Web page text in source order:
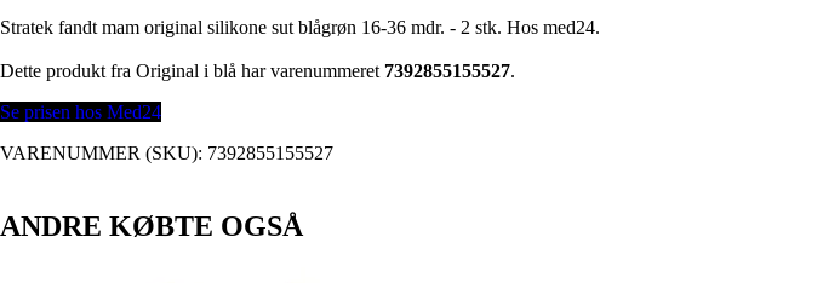
Stratek fandt mam original silikone sut blågrøn 16-36 mdr. - 2 stk. Hos med24.
Dette produkt fra Original i blå har varenummeret 7392855155527.
Se prisen hos Med24
VARENUMMER (SKU): 7392855155527
ANDRE KØBTE OGSÅ